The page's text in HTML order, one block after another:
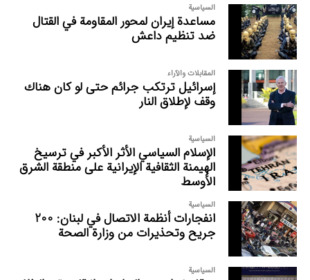
السیاسیة
مساعدة إیران لمحور المقاومة في القتال
ضد تنظیم داعش
المقابلات والآراء
إسرائيل ترتكب جرائم حتى لو كان هناك
وقف لإطلاق النار
السیاسیة
الإسلام السياسي الأثر الأكبر في ترسيخ
الهيمنة الثقافية الإيرانية على منطقة الشرق
الأوسط
السیاسیة
انفجارات أنظمة الاتصال في لبنان: 200
جريح وتحذيرات من وزارة الصحة
السیاسیة